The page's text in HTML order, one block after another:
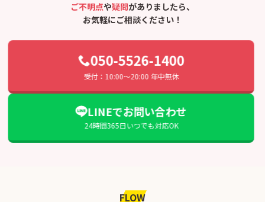
ご不明点や疑問がありましたら、
お気軽にご相談ください！
050-5526-1400
受付：10:00〜20:00 年中無休
LINEでお問い合わせ
24時間365日いつでも対応OK
FLOW